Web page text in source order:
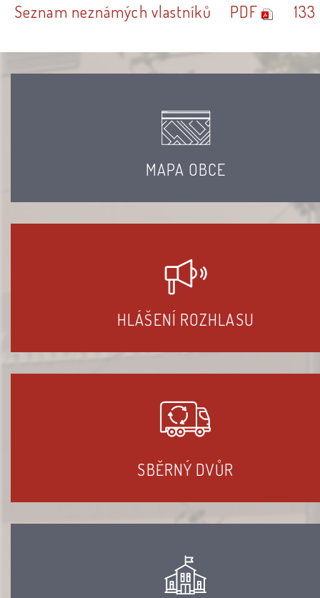
Seznam neznámých vlastníků
PDF
MAPA OBCE
HLÁŠENÍ ROZHLASU
SBĚRNÝ DVŮR